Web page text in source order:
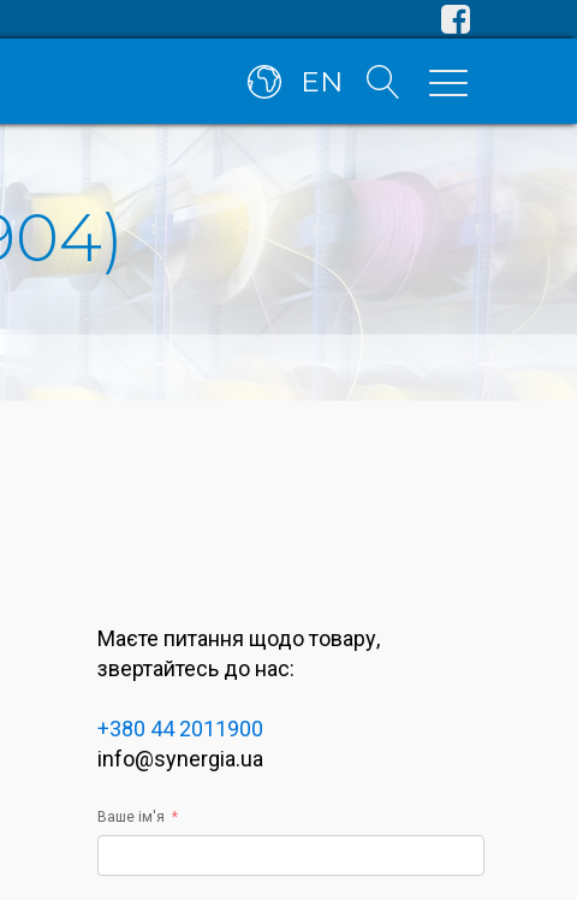
EN
Маєте питання щодо товару,
звертайтесь до нас:
+380 44 2011900
info@synergia.ua
Ваше ім'я